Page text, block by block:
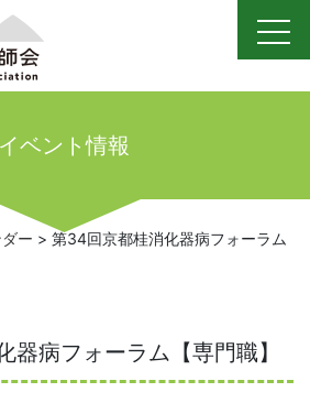
イベント情報
ー > 第34回京都桂消化器病フォーラム
器病フォーラム【専門職】